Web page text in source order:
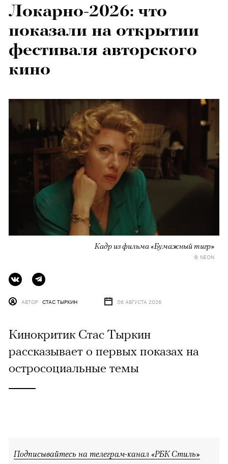
Локарно-2026: что
показали на открытии
фестиваля авторского
кино
Кадр из фильма «Бумажный тигр»
© NEON
АВТОР СТАС ТЫРКИН 06 АВГУСТА 2026
Кинокритик Стас Тыркин
рассказывает о первых показах на
остросоциальные темы
Подписывайтесь на телеграм-канал «РБК Стиль»